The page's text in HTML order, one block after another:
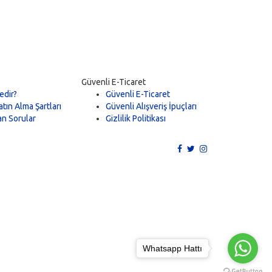
Alma Şartları
Sorular
Güvenli E-Ticaret
Güvenli E-Ticaret
Güvenli Alışveriş İpuçları
Gizlilik Politikası
Whatsapp Hattı